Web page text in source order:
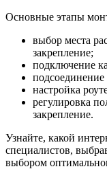
Основные этапы
выбор места
закрепление;
подключение
подсоединение
настройка
регулировка
закрепление.
Узнайте, какой
специалистов,
выбором